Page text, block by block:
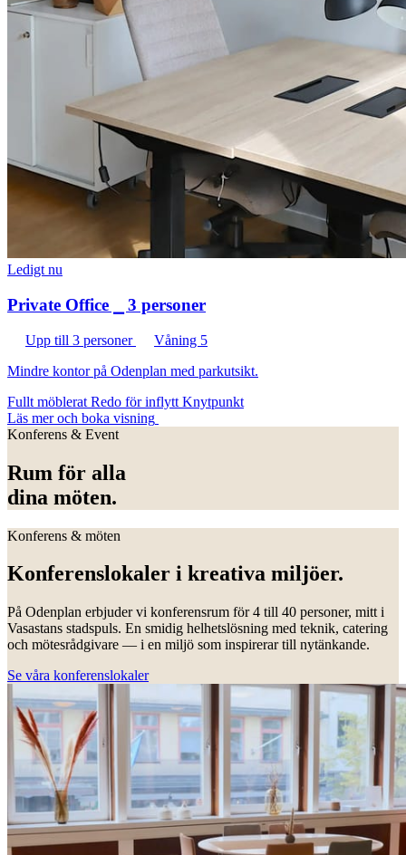
Ledigt nu
Private Office ⎯ 3 personer
Upp till 3 personer
Våning 5
Mindre kontor på Odenplan med parkutsikt.
Fullt möblerat Redo för inflytt Knytpunkt
Läs mer och boka visning
Konferens & Event
Rum för alla
dina möten.
Konferens & möten
Konferenslokaler i kreativa miljöer.
På Odenplan erbjuder vi konferensrum för 4 till 40 personer, mitt i
Vasastans stadspuls. En smidig helhetslösning med teknik, catering
och mötesrådgivare — i en miljö som inspirerar till nytänkande.
Se våra konferenslokaler